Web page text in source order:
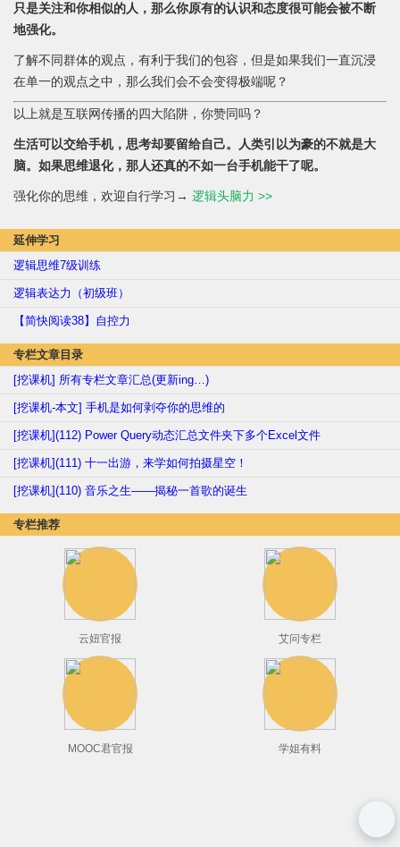
只是关注和你相似的人，那么你原有的认识和态度很可能会被不断
地强化。
了解不同群体的观点，有利于我们的包容，但是如果我们一直沉浸
在单一的观点之中，那么我们会不会变得极端呢？
以上就是互联网传播的四大陷阱，你赞同吗？
生活可以交给手机，思考却要留给自己。人类引以为豪的不就是大
脑。如果思维退化，那人还真的不如一台手机能干了呢。
强化你的思维，欢迎自行学习→ 逻辑头脑力 >>
延伸学习
逻辑思维7级训练
逻辑表达力（初级班）
【简快阅读38】自控力
专栏文章目录
[挖课机] 所有专栏文章汇总(更新ing…)
[挖课机-本文] 手机是如何剥夺你的思维的
[挖课机](112) Power Query动态汇总文件夹下多个Excel文件
[挖课机](111) 十一出游，来学如何拍摄星空！
[挖课机](110) 音乐之生——揭秘一首歌的诞生
专栏推荐
云妞官报 艾问专栏
MOOC君官报 学姐有料